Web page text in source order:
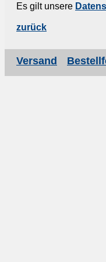
Es gilt unsere
zurück
Versand